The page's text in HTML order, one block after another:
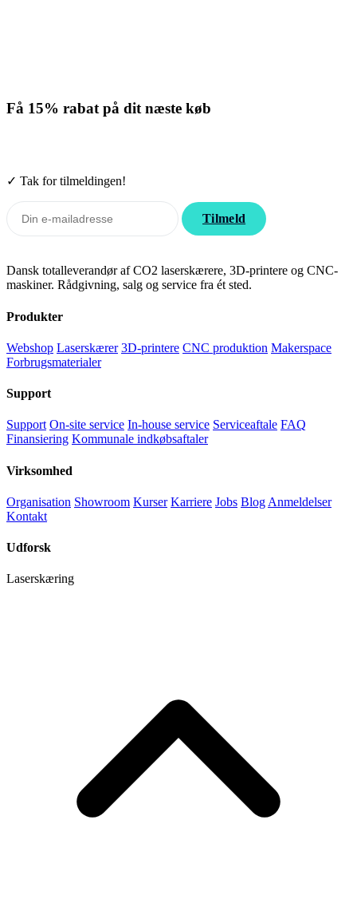
Få 15% rabat på dit næste køb
✓ Tak for tilmeldingen!
Tilmeld
Dansk totalleverandør af CO2 laserskærere, 3D-printere og CNC-
maskiner. Rådgivning, salg og service fra ét sted.
Produkter
Webshop Laserskærer 3D-printere CNC produktion Makerspace
Forbrugsmaterialer
Support
Support On-site service In-house service Serviceaftale FAQ
Finansiering Kommunale indkøbsaftaler
Virksomhed
Organisation Showroom Kurser Karriere Jobs Blog Anmeldelser
Kontakt
Udforsk
Laserskæring